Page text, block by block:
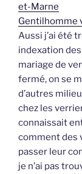
et-Marne
Gentilhomme
Aussi j’ai été
indexation
mariage de
fermé, on se
d’autres
chez les
connaissait
comment des
passer leur
je n’ai pas